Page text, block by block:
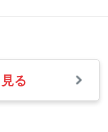
表現した
色が映え
体色に合わ
場合は、ス
もございま
いる場合
にてご連絡
受け付けて
る